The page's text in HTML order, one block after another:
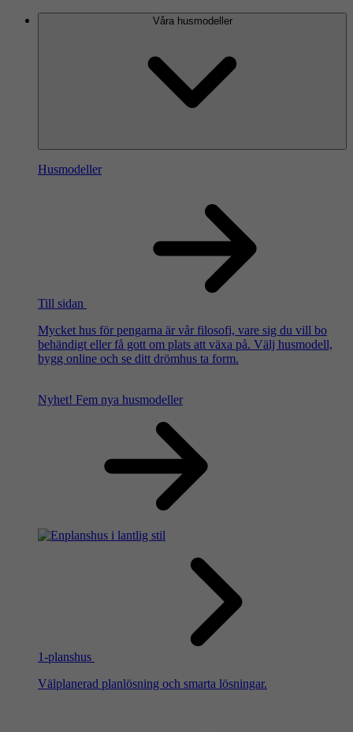
Våra husmodeller
Husmodeller
Till sidan
Mycket hus för pengarna är vår filosofi, vare sig du vill bo
behändigt eller få gott om plats att växa på. Välj husmodell,
bygg online och se ditt drömhus ta form.
Nyhet! Fem nya husmodeller
1-planshus
Välplanerad planlösning och smarta lösningar.